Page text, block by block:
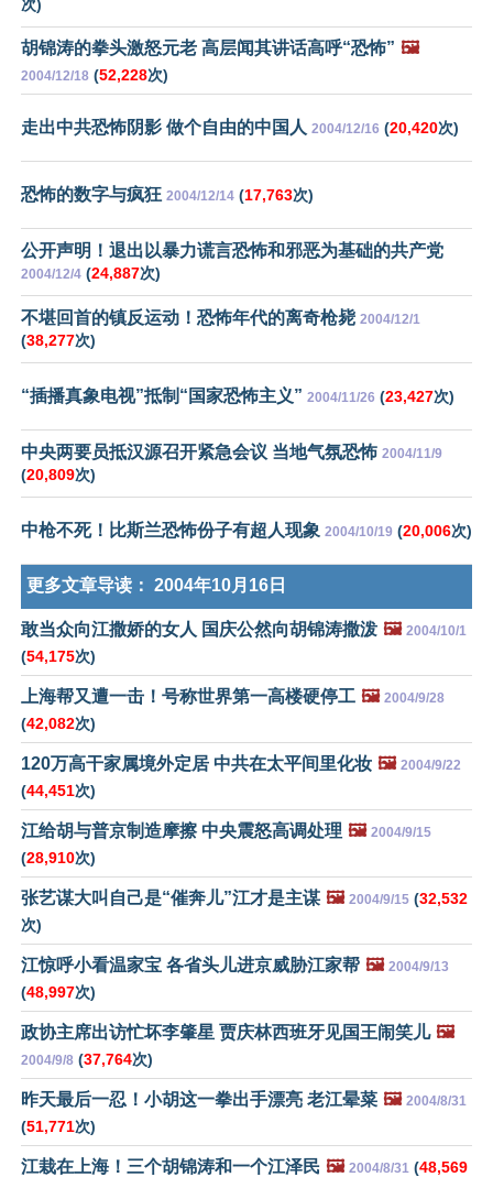
次)
胡锦涛的拳头激怒元老 高层闻其讲话高呼“恐怖” 🖼️
2004/12/18 (52,228次)
走出中共恐怖阴影 做个自由的中国人 2004/12/16 (20,420次)
恐怖的数字与疯狂 2004/12/14 (17,763次)
公开声明！退出以暴力谎言恐怖和邪恶为基础的共产党
2004/12/4 (24,887次)
不堪回首的镇反运动！恐怖年代的离奇枪毙 2004/12/1
(38,277次)
“插播真象电视”抵制“国家恐怖主义” 2004/11/26 (23,427次)
中央两要员抵汉源召开紧急会议 当地气氛恐怖 2004/11/9
(20,809次)
中枪不死！比斯兰恐怖份子有超人现象 2004/10/19 (20,006次)
更多文章导读： 2004年10月16日
敢当众向江撒娇的女人 国庆公然向胡锦涛撒泼 🖼️ 2004/10/1
(54,175次)
上海帮又遭一击！号称世界第一高楼硬停工 🖼️ 2004/9/28
(42,082次)
120万高干家属境外定居 中共在太平间里化妆 🖼️ 2004/9/22
(44,451次)
江给胡与普京制造摩擦 中央震怒高调处理 🖼️ 2004/9/15
(28,910次)
张艺谋大叫自己是“催奔儿”江才是主谋 🖼️ 2004/9/15 (32,532
次)
江惊呼小看温家宝 各省头儿进京威胁江家帮 🖼️ 2004/9/13
(48,997次)
政协主席出访忙坏李肇星 贾庆林西班牙见国王闹笑儿 🖼️
2004/9/8 (37,764次)
昨天最后一忍！小胡这一拳出手漂亮 老江晕菜 🖼️ 2004/8/31
(51,771次)
江栽在上海！三个胡锦涛和一个江泽民 🖼️ 2004/8/31 (48,569